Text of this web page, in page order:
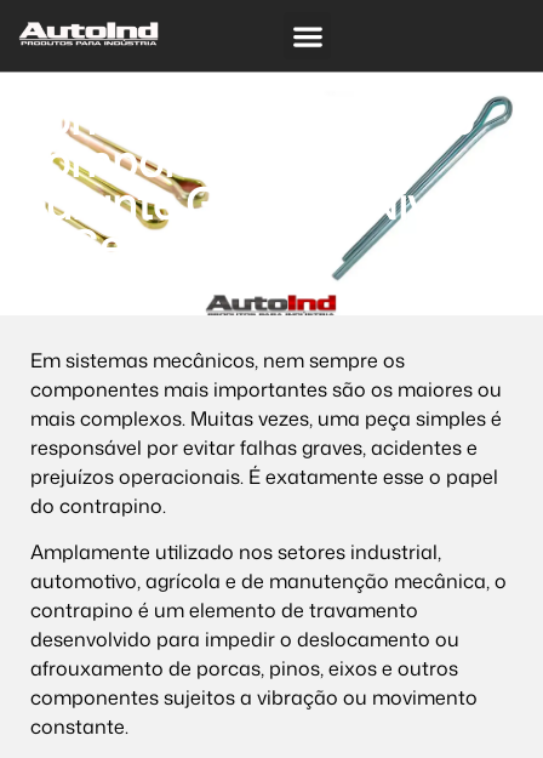
Contrapino: O Pequeno
Componente que
Garante Grandes Níveis
de Segurança
Em sistemas mecânicos, nem sempre os
componentes mais importantes são os maiores ou
mais complexos. Muitas vezes, uma peça simples é
responsável por evitar falhas graves, acidentes e
prejuízos operacionais. É exatamente esse o papel
do contrapino.
Amplamente utilizado nos setores industrial,
automotivo, agrícola e de manutenção mecânica, o
contrapino é um elemento de travamento
desenvolvido para impedir o deslocamento ou
afrouxamento de porcas, pinos, eixos e outros
componentes sujeitos a vibração ou movimento
constante.